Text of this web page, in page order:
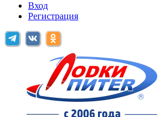
Вход
Регистрация